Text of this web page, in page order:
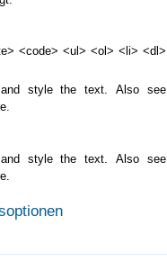
<code> <ul> <ol> <li> <dl>
style the text. Also see
style the text. Also see